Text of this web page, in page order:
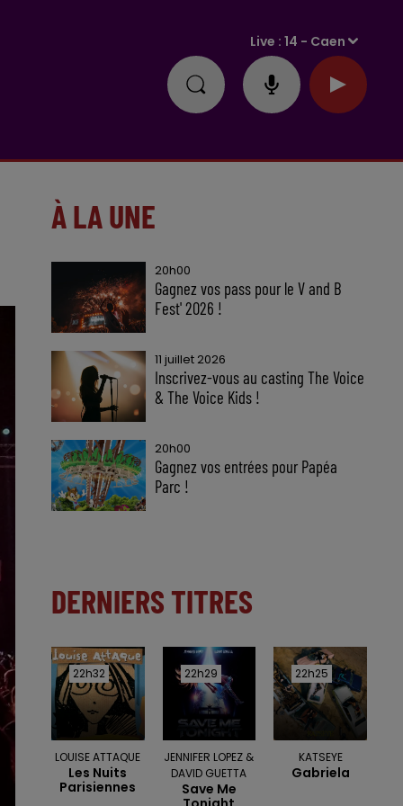
Live :14 - Caen
À LA UNE
20h00
Gagnez vos pass pour le V and B
Fest' 2026 !
11 juillet 2026
Inscrivez-vous au casting The Voice
& The Voice Kids !
20h00
Gagnez vos entrées pour Papéa
Parc !
DERNIERS TITRES
22h32
22h32
LOUISE ATTAQUE
Les Nuits
Parisiennes
22h29
22h29
JENNIFER LOPEZ &
DAVID GUETTA
Save Me
22h25
22h25
KATSEYE
Gabriela